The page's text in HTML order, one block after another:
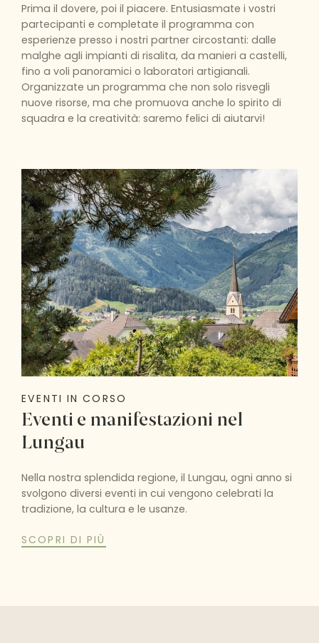
Prima il dovere, poi il piacere. Entusiasmate i vostri
partecipanti e completate il programma con
esperienze presso i nostri partner circostanti: dalle
malghe agli impianti di risalita, da manieri a castelli,
fino a voli panoramici o laboratori artigianali.
Organizzate un programma che non solo risvegli
nuove risorse, ma che promuova anche lo spirito di
squadra e la creatività: saremo felici di aiutarvi!
EVENTI IN CORSO
Eventi e manifestazioni nel
Lungau
Nella nostra splendida regione, il Lungau, ogni anno si
svolgono diversi eventi in cui vengono celebrati la
tradizione, la cultura e le usanze.
SCOPRI DI PIÙ